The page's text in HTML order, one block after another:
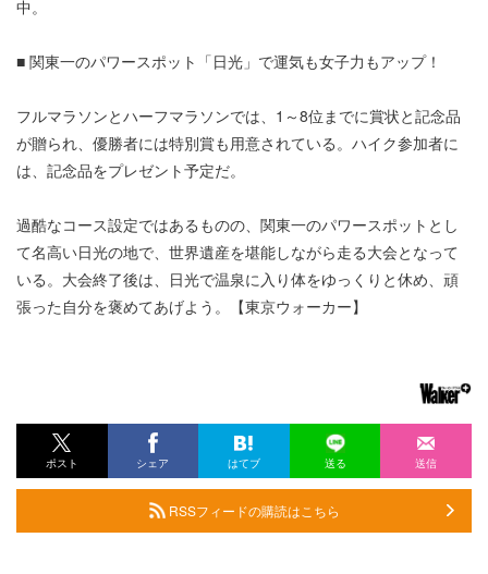
中。
■ 関東一のパワースポット「日光」で運気も女子力もアップ！
フルマラソンとハーフマラソンでは、1～8位までに賞状と記念品
が贈られ、優勝者には特別賞も用意されている。ハイク参加者に
は、記念品をプレゼント予定だ。
過酷なコース設定ではあるものの、関東一のパワースポットとし
て名高い日光の地で、世界遺産を堪能しながら走る大会となって
いる。大会終了後は、日光で温泉に入り体をゆっくりと休め、頑
張った自分を褒めてあげよう。【東京ウォーカー】
ポスト シェア はてブ 送る 送信
RSSフィードの購読はこちら